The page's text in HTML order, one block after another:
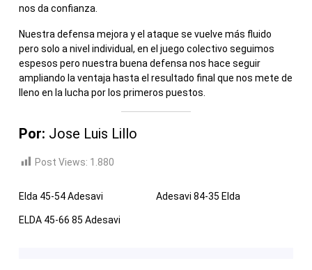
nos da confianza.
Nuestra defensa mejora y el ataque se vuelve más fluido
pero solo a nivel individual, en el juego colectivo seguimos
espesos pero nuestra buena defensa nos hace seguir
ampliando la ventaja hasta el resultado final que nos mete de
lleno en la lucha por los primeros puestos.
Por: Jose Luis Lillo
Post Views: 1.880
Elda 45-54 Adesavi Adesavi 84-35 Elda
ELDA 45-66 85 Adesavi